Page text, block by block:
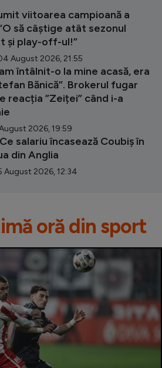
viitoarea campioană a
să câștige atât sezonul
și play-off-ul!”
August 2026, 21:55
întâlnit-o la mine acasă, era
Bănică”. Brokerul fugar
reacția ”Zeiței” când i-a
2026, 19:59
salariu încasează Coubiș în
din Anglia
August 2026, 12:34
oră din sport